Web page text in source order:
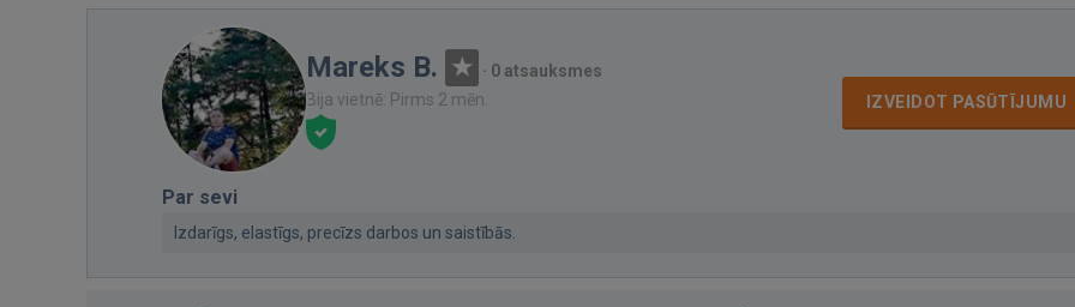
Mareks B. · 0 atsauksmes
Bija vietnē: Pirms 2 mēn.
IZVEIDOT PASŪTĪJUMU
Par sevi
Izdarīgs, elastīgs, precīzs darbos un saistībās.